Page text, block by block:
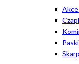
Paski